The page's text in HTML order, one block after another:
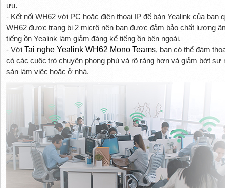
ưu.
- Kết nối WH62 với PC hoặc điện thoại IP để bàn Yealink của bạn
WH62 được trang bị 2 micrô nên bạn được đảm bảo chất lượng
tiếng ồn Yealink làm giảm đáng kể tiếng ồn bên ngoài.
- Với Tai nghe Yealink WH62 Mono Teams, bạn có thể đàm
có các cuộc trò chuyện phong phú và rõ ràng hơn và giảm bớt sự
sàn làm việc hoặc ở nhà.